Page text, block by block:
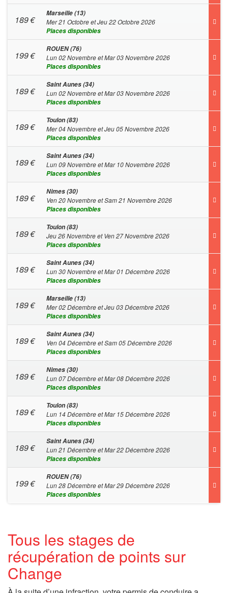
189€
Marseille (13)
Mer 21 Octobre et Jeu 22 Octobre 2026
Places disponibles
199€
ROUEN (76)
Lun 02 Novembre et Mar 03 Novembre 2026
Places disponibles
189€
Saint Aunes (34)
Lun 02 Novembre et Mar 03 Novembre 2026
Places disponibles
189€
Toulon (83)
Mer 04 Novembre et Jeu 05 Novembre 2026
Places disponibles
189€
Saint Aunes (34)
Lun 09 Novembre et Mar 10 Novembre 2026
Places disponibles
189€
Nimes (30)
Ven 20 Novembre et Sam 21 Novembre 2026
Places disponibles
189€
Toulon (83)
Jeu 26 Novembre et Ven 27 Novembre 2026
Places disponibles
189€
Saint Aunes (34)
Lun 30 Novembre et Mar 01 Décembre 2026
Places disponibles
189€
Marseille (13)
Mer 02 Décembre et Jeu 03 Décembre 2026
Places disponibles
189€
Saint Aunes (34)
Ven 04 Décembre et Sam 05 Décembre 2026
Places disponibles
189€
Nimes (30)
Lun 07 Décembre et Mar 08 Décembre 2026
Places disponibles
189€
Toulon (83)
Lun 14 Décembre et Mar 15 Décembre 2026
Places disponibles
189€
Saint Aunes (34)
Lun 21 Décembre et Mar 22 Décembre 2026
Places disponibles
199€
ROUEN (76)
Lun 28 Décembre et Mar 29 Décembre 2026
Places disponibles
Tous les stages de
récupération de points sur
Change